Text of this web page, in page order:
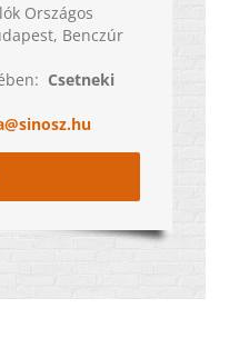
Országos
Benczúr
Csetneki